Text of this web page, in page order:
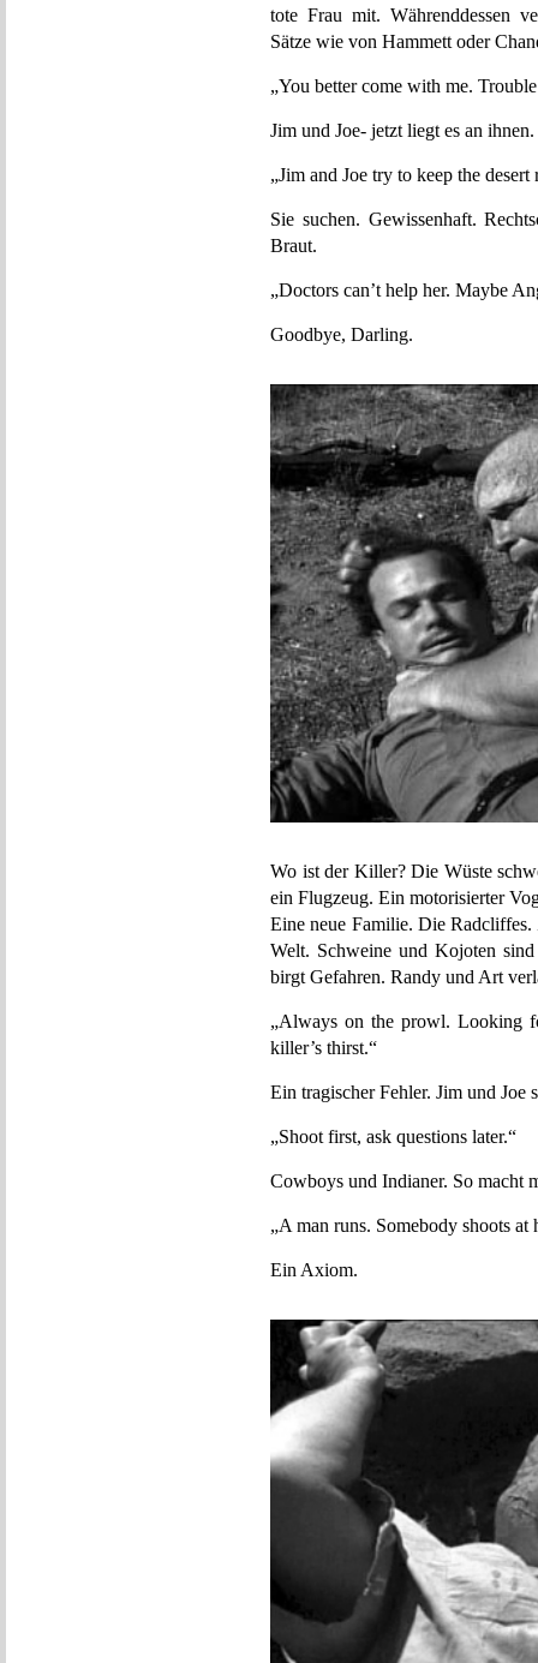
tote Frau mit. Währenddessen
Sätze wie von Hammett oder
„You better come with me.
Jim und Joe- jetzt liegt es an ihnen.
„Jim and Joe try to keep the
Sie suchen. Gewissenhaft.
Braut.
„Doctors can’t help her. Maybe
Goodbye, Darling.
Wo ist der Killer? Die Wüste
ein Flugzeug. Ein motorisierter
Eine neue Familie. Die
Welt. Schweine und Kojoten
birgt Gefahren. Randy und Art
„Always on the prowl. Looking
killer’s thirst.“
Ein tragischer Fehler. Jim und Joe
„Shoot first, ask questions later.“
Cowboys und Indianer. So macht
„A man runs. Somebody shoots at
Ein Axiom.